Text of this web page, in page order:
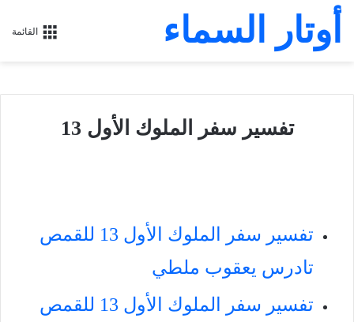
القائمة أوتار السماء
تفسير سفر الملوك الأول 13
تفسير سفر الملوك الأول 13 للقمص
تادرس يعقوب ملطي
تفسير سفر الملوك الأول 13 للقمص